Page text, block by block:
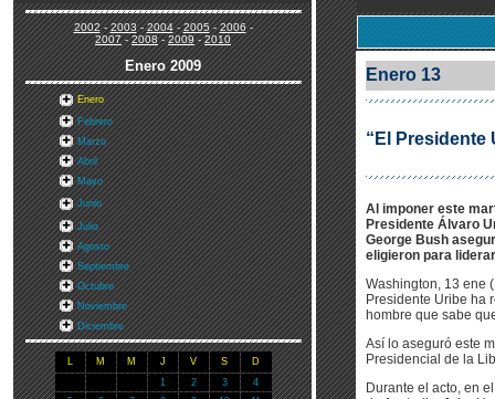
2002-2003-2004-2005-2006-
2007-2008-2009-2010
Enero2009
Enero
Febrero
Marzo
Abril
Mayo
Junio
Julio
Agosto
Septiembre
Octubre
Noviembre
Diciembre
L M M J V S
D
1
2 3
4
Enero 13
“El Presidente
Al imponer este
Presidente Álvaro
George Bush
eligieron para
Washington, 13 ene
Presidente Uribe ha
hombre que sabe
Así lo aseguró este
Presidencial de la
Durante el acto, en